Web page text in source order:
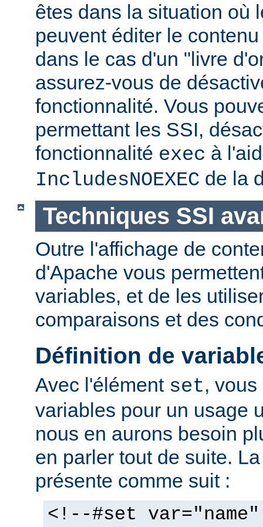
êtes dans la situation où
peuvent éditer le
dans le cas d'un "livre
assurez-vous de
fonctionnalité. Vous
permettant les SSI,
fonctionnalité exec à
IncludesNOEXEC de la
Techniques SSI
Outre l'affichage de
d'Apache vous
variables, et de les
comparaisons et des
Définition de
Avec l'élément set,
variables pour un usage
nous en aurons besoin
en parler tout de suite.
présente comme suit :
<!--#set